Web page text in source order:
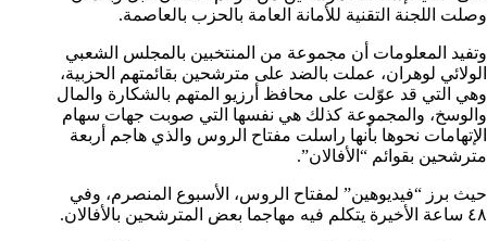
وصلت اللجنة التقنية للأمانة العامة بالحزب بالعاصمة.
وتفيد المعلومات أن مجموعة من المنتخبين بالمجلس الشعبي
الولائي لوهران، عملت بالضد على مترشحين بقائمتهم الحزبية،
وهي التي قد عوّلت على محافظ أرزيو المتهم بالشكارة والمال
والوسخ، والمجموعة كذلك هي نفسها التي صوبت جهات سهام
الإتهامات نحوها بأنها راسلت مفتاح الروس والذي هاجم أربعة
مترشحين بقوائم “الأفالان”.
حيث برز “فيديوهين” لمفتاح الروس، الأسبوع المنصرم، وفي
٤٨ ساعة الأخيرة يتكلم فيه مهاجما بعض المترشحين بالأفالان.